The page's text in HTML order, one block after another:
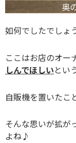
奥
如何でしたでしょ
ここはお店のオー
しんでほしいとい
自販機を置いたこ
そんな思いが拡が
よね♪